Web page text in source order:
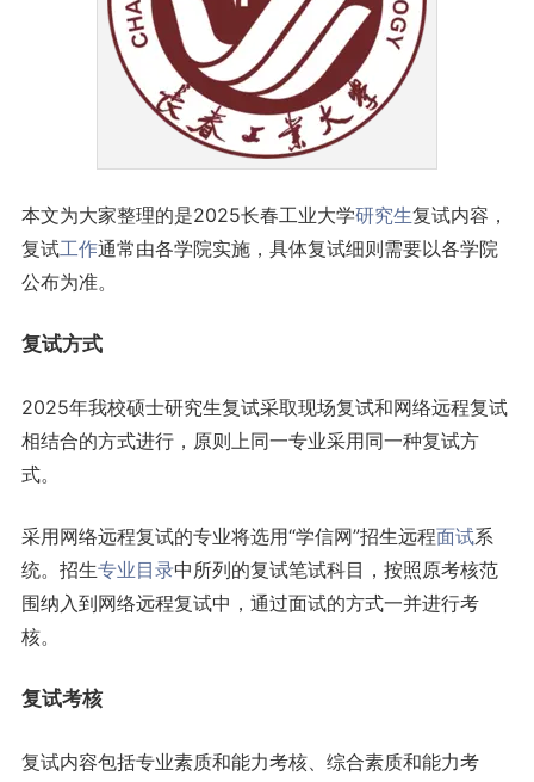
本文为大家整理的是2025长春工业大学研究生复试内容，
复试工作通常由各学院实施，具体复试细则需要以各学院
公布为准。
复试方式
2025年我校硕士研究生复试采取现场复试和网络远程复试
相结合的方式进行，原则上同一专业采用同一种复试方
式。
采用网络远程复试的专业将选用“学信网”招生远程面试系
统。招生专业目录中所列的复试笔试科目，按照原考核范
围纳入到网络远程复试中，通过面试的方式一并进行考
核。
复试考核
复试内容包括专业素质和能力考核、综合素质和能力考